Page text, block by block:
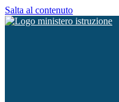
Salta al contenuto